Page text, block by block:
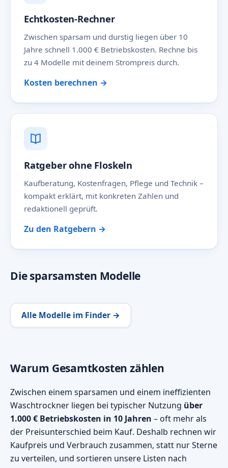
Echtkosten-Rechner
Zwischen sparsam und durstig liegen über 10
Jahre schnell 1.000 € Betriebskosten. Rechne bis
zu 4 Modelle mit deinem Strompreis durch.
Kosten berechnen →
Ratgeber ohne Floskeln
Kaufberatung, Kostenfragen, Pflege und Technik –
kompakt erklärt, mit konkreten Zahlen und
redaktionell geprüft.
Zu den Ratgebern →
Die sparsamsten Modelle
Alle Modelle im Finder →
Warum Gesamtkosten zählen
Zwischen einem sparsamen und einem ineffizienten
Waschtrockner liegen bei typischer Nutzung über
1.000 € Betriebskosten in 10 Jahren – oft mehr als
der Preisunterschied beim Kauf. Deshalb rechnen wir
Kaufpreis und Verbrauch zusammen, statt nur Sterne
zu verteilen, und sortieren unsere Listen nach